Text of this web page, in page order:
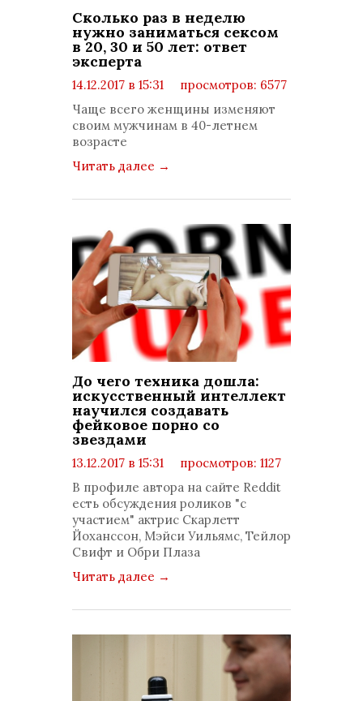
Сколько раз в неделю
нужно заниматься сексом
в 20, 30 и 50 лет: ответ
эксперта
14.12.2017 в 15:31
просмотров: 6577
Чаще всего женщины изменяют
своим мужчинам в 40-летнем
возрасте
Читать далее →
До чего техника дошла:
искусственный интеллект
научился создавать
фейковое порно со
звездами
13.12.2017 в 15:31
просмотров: 1127
комментариев: 0
В профиле автора на сайте Reddit
есть обсуждения роликов "с
участием" актрис Скарлетт
Йоханссон, Мэйси Уильямс, Тейлор
Свифт и Обри Плаза
Читать далее →